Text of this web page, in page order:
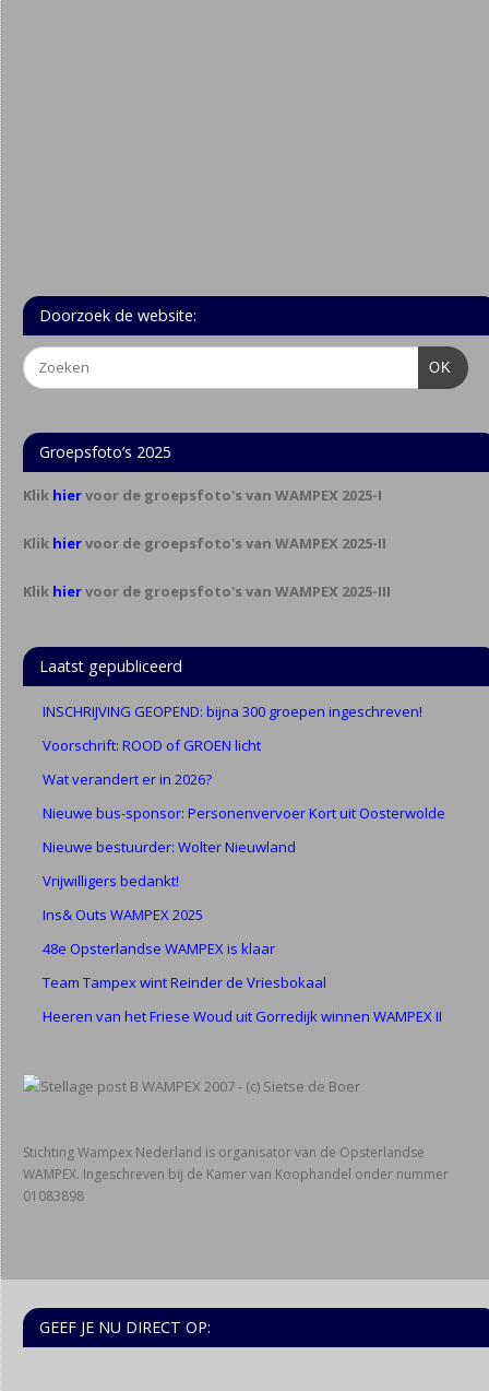
Doorzoek de website:
OK
Groepsfoto’s 2025
Klik hiervoor de groepsfoto's van WAMPEX 2025-I
Klik hiervoor de groepsfoto's van WAMPEX 2025-II
Klik hiervoor de groepsfoto's van WAMPEX 2025-III
Laatst gepubliceerd
INSCHRIJVING GEOPEND: bijna 300 groepen ingeschreven!
Voorschrift: ROOD of GROEN licht
Wat verandert er in 2026?
Nieuwe bus-sponsor: Personenvervoer Kort uit Oosterwolde
Nieuwe bestuurder: Wolter Nieuwland
Vrijwilligers bedankt!
Ins& Outs WAMPEX 2025
48e Opsterlandse WAMPEX is klaar
Team Tampex wint Reinder de Vriesbokaal
Heeren van het Friese Woud uit Gorredijk winnen WAMPEX II
Stichting Wampex Nederland is organisator van de Opsterlandse
WAMPEX. Ingeschreven bij de Kamer van Koophandel onder nummer
01083898
GEEF JE NU DIRECT OP: